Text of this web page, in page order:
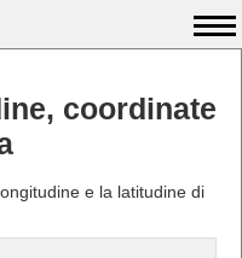
coordinate
e la latitudine di